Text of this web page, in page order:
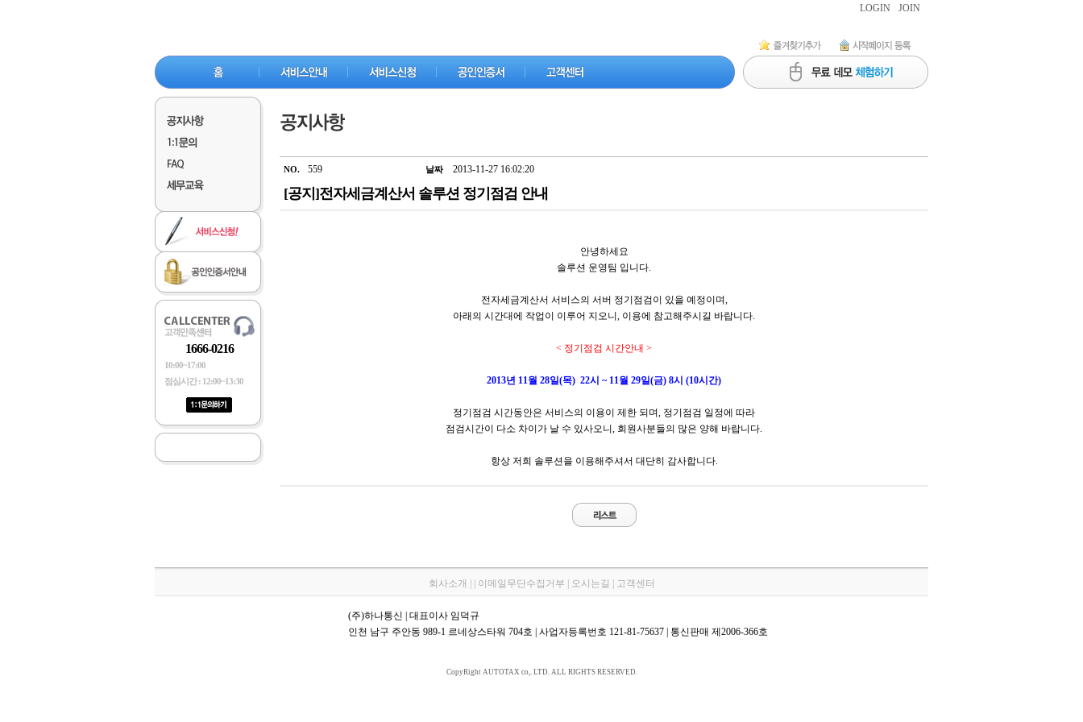
LOGIN JOIN
1666-0216
10:00~17:00
점심시간 : 12:00~13:30
NO. 559 날짜 2013-11-27 16:02:20
[공지]전자세금계산서 솔루션 정기점검 안내
안녕하세요
솔루션 운영팀 입니다.
전자세금계산서 서비스의 서버 정기점검이 있을 예정이며,
아래의 시간대에 작업이 이루어 지오니, 이용에 참고해주시길 바랍니다.
< 정기점검 시간안내 >
2013년 11월 28일(목) 22시 ~ 11월 29일(금) 8시 (10시간)
정기점검 시간동안은 서비스의 이용이 제한 되며, 정기점검 일정에 따라
점검시간이 다소 차이가 날 수 있사오니, 회원사분들의 많은 양해 바랍니다.
항상 저희 솔루션을 이용해주셔서 대단히 감사합니다.
회사소개 | | 이메일무단수집거부 | 오시는길 | 고객센터
(주)하나통신 | 대표이사 임덕규
인천 남구 주안동 989-1 르네상스타워 704호 | 사업자등록번호 121-81-75637 | 통신판매 제2006-366호
CopyRight AUTOTAX co,. LTD. ALL RIGHTS RESERVED.